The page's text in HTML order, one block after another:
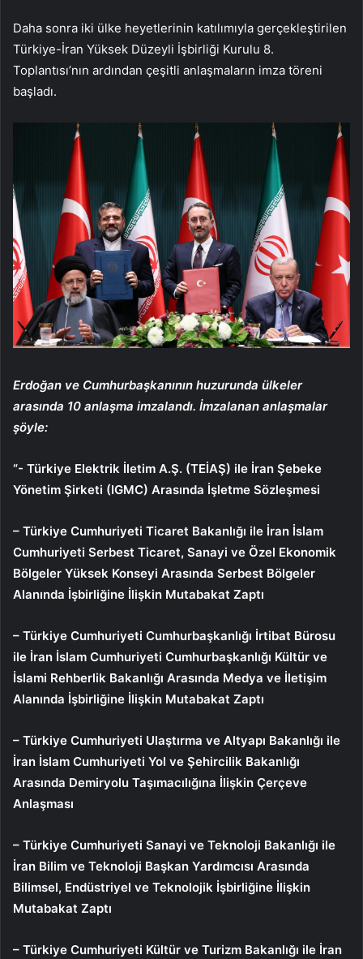
Daha sonra iki ülke heyetlerinin katılımıyla gerçekleştirilen
Türkiye-İran Yüksek Düzeyli İşbirliği Kurulu 8.
Toplantısı’nın ardından çeşitli anlaşmaların imza töreni
başladı.
Erdoğan ve Cumhurbaşkanının huzurunda ülkeler
arasında 10 anlaşma imzalandı. İmzalanan anlaşmalar
şöyle:
“- Türkiye Elektrik İletim A.Ş. (TEİAŞ) ile İran Şebeke
Yönetim Şirketi (IGMC) Arasında İşletme Sözleşmesi
– Türkiye Cumhuriyeti Ticaret Bakanlığı ile İran İslam
Cumhuriyeti Serbest Ticaret, Sanayi ve Özel Ekonomik
Bölgeler Yüksek Konseyi Arasında Serbest Bölgeler
Alanında İşbirliğine İlişkin Mutabakat Zaptı
– Türkiye Cumhuriyeti Cumhurbaşkanlığı İrtibat Bürosu
ile İran İslam Cumhuriyeti Cumhurbaşkanlığı Kültür ve
İslami Rehberlik Bakanlığı Arasında Medya ve İletişim
Alanında İşbirliğine İlişkin Mutabakat Zaptı
– Türkiye Cumhuriyeti Ulaştırma ve Altyapı Bakanlığı ile
İran İslam Cumhuriyeti Yol ve Şehircilik Bakanlığı
Arasında Demiryolu Taşımacılığına İlişkin Çerçeve
Anlaşması
– Türkiye Cumhuriyeti Sanayi ve Teknoloji Bakanlığı ile
İran Bilim ve Teknoloji Başkan Yardımcısı Arasında
Bilimsel, Endüstriyel ve Teknolojik İşbirliğine İlişkin
Mutabakat Zaptı
– Türkiye Cumhuriyeti Kültür ve Turizm Bakanlığı ile İran